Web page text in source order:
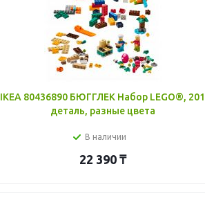
IKEA 80436890 БЮГГЛЕК Набор LEGO®, 201
деталь, разные цвета
В наличии
22 390₸